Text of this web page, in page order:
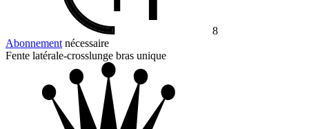
8
Abonnement nécessaire
Fente latérale-crosslunge bras unique